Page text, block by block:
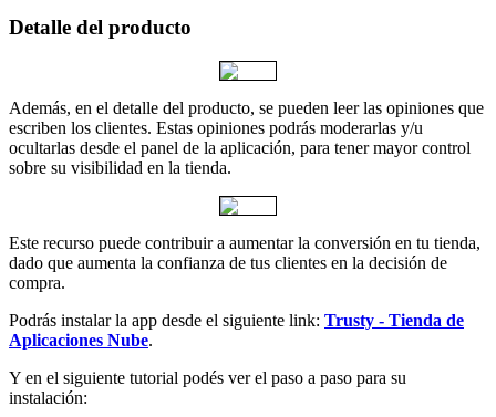
Detalle del producto
Además, en el detalle del producto, se pueden leer las opiniones que
escriben los clientes. Estas opiniones podrás moderarlas y/u
ocultarlas desde el panel de la aplicación, para tener mayor control
sobre su visibilidad en la tienda.
Este recurso puede contribuir a aumentar la conversión en tu tienda,
dado que aumenta la confianza de tus clientes en la decisión de
compra.
Podrás instalar la app desde el siguiente link: Trusty - Tienda de
Aplicaciones Nube.
Y en el siguiente tutorial podés ver el paso a paso para su
instalación: